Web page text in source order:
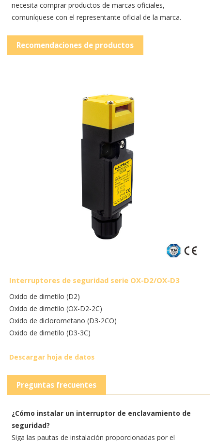
necesita comprar productos de marcas oficiales,
comuníquese con el representante oficial de la marca.
Recomendaciones de productos
Interruptores de seguridad serie OX-D2/OX-D3
Oxido de dimetilo (D2)
Oxido de dimetilo (OX-D2-2C)
Oxido de diclorometano (D3-2CO)
Oxido de dimetilo (D3-3C)
Descargar hoja de datos
Preguntas frecuentes
¿Cómo instalar un interruptor de enclavamiento de
seguridad?
Siga las pautas de instalación proporcionadas por el